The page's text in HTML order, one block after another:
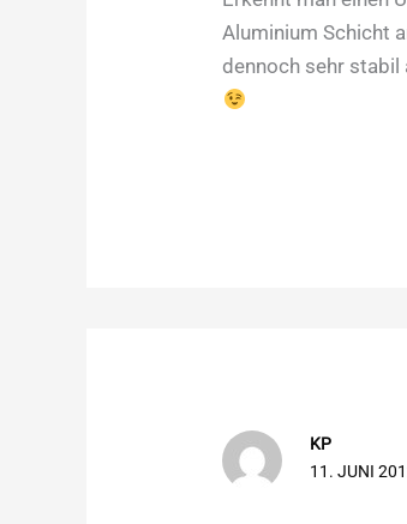
Aluminium Schicht
dennoch sehr stabil
KP
11. JUNI